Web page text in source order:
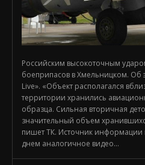
Российским высокоточным
боеприпасов в Хмельницком. Об
Live». «Объект располагался
территории хранились
образца. Сильная вторичная
значительный объем
пишет ТК. Источник информации
днем аналогичное видео...